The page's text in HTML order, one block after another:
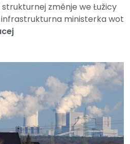
strukturnej změnje we Łužicy
ministerka wot